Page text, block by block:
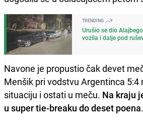
TRENDING
Urušio se dio
vozila i dalje pod
Navone je propustio čak devet
Menšik pri vodstvu Argentinca 5:4
situaciju i ostati u meču. Na kraju
u super tie-breaku do deset poena.